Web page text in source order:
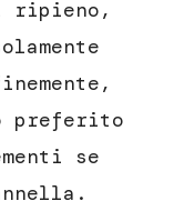
ripieno,
preferito
se